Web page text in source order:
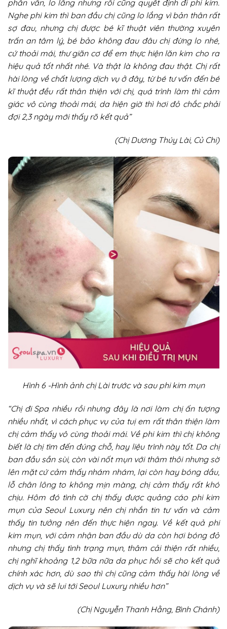
phân vân, lo lắng nhưng rồi cũng quyết định đi phi kim.
Nghe phi kim thì ban đầu chị cũng lo lắng vì bản thân rất
sợ đau, nhưng chị được bé kĩ thuật viên thường xuyên
trấn an tâm lý, bé bảo không đau đâu chị đừng lo nhé,
cứ thoải mái, thư giãn cơ để em thực hiện lăn kim cho ra
hiệu quả tốt nhất nhé. Và thật là không đau thật. Chị rất
hài lòng về chất lượng dịch vụ ở đây, từ bé tư vấn đến bé
kĩ thuật đều rất thân thiện với chị, quá trình làm thì cảm
giác vô cùng thoải mái, da hiện giờ thì hơi đỏ chắc phải
đợi 2,3 ngày mới thấy rõ kết quả”
(Chị Dương Thúy Lài, Củ Chi)
Hình 6 -Hình ảnh chị Lài trước và sau phi kim mụn
“Chị đi Spa nhiều rồi nhưng đây là nơi làm chị ấn tượng
nhiều nhất, vì cách phục vụ của tuị em rất thân thiện làm
chị cảm thấy vô cùng thoải mái. Về phi kim thì chị không
biết là chị tìm đến đúng chỗ, hay liệu trình này tốt. Da chị
ban đầu sần sùi, còn vài nốt mụn với thâm thôi nhưng sờ
lên mặt cứ cảm thấy nhám nhám, lại còn hay bóng dầu,
lỗ chân lông to không mịn màng, chị cảm thấy rất khó
chịu. Hôm đó tình cờ chị thấy được quảng cáo phi kim
mụn của Seoul Luxury nên chị nhắn tin tư vấn và cảm
thấy tin tưởng nên đến thực hiện ngay. Về kết quả phi
kim mụn, với cảm nhận ban đầu dù da còn hơi bóng đỏ
nhưng chị thấy tình trạng mụn, thâm cải thiện rất nhiều,
chị nghĩ khoảng 1,2 bữa nữa da phục hồi sẽ cho kết quả
chính xác hơn, dù sao thì chị cũng cảm thấy hài lòng về
dịch vụ và sẽ lui tới Seoul Luxury nhiều hơn”
(Chị Nguyễn Thanh Hằng, Bình Chánh)